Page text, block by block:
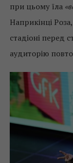
при цьому їла
Наприкінці
стадіоні перед
аудиторію